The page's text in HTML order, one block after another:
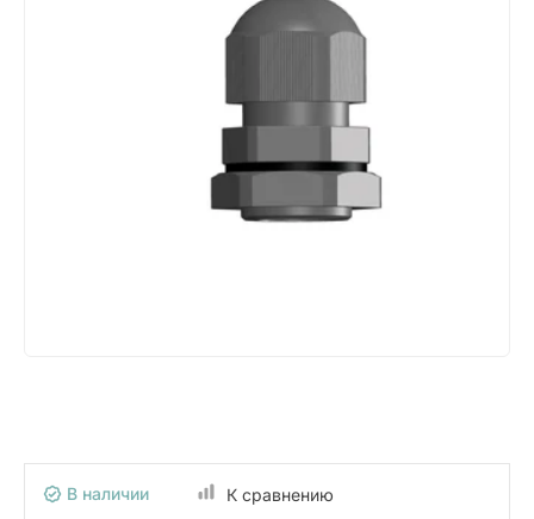
В наличии К сравнению